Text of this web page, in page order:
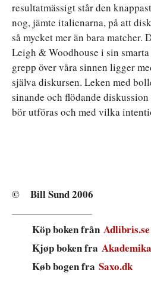
resultatmässigt står den
nog, jämte italienarna, på att
så mycket mer än bara matcher.
Leigh & Woodhouse i sin
grepp över våra sinnen ligger
själva diskursen. Leken med
sinande och flödande
bör utföras och med vilka
© Bill Sund 2006
Köp boken från Adlibris.se
Kjøp boken fra
Køb bogen fra Saxo.dk